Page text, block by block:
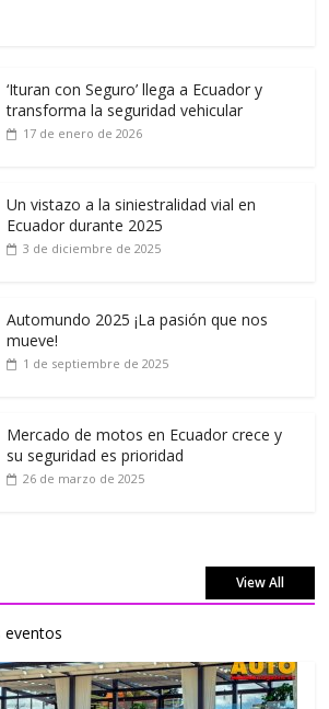
‘Ituran con Seguro’ llega a Ecuador y
transforma la seguridad vehicular
17 de enero de 2026
Un vistazo a la siniestralidad vial en
Ecuador durante 2025
3 de diciembre de 2025
Automundo 2025 ¡La pasión que nos
mueve!
1 de septiembre de 2025
Mercado de motos en Ecuador crece y
su seguridad es prioridad
26 de marzo de 2025
View All
eventos